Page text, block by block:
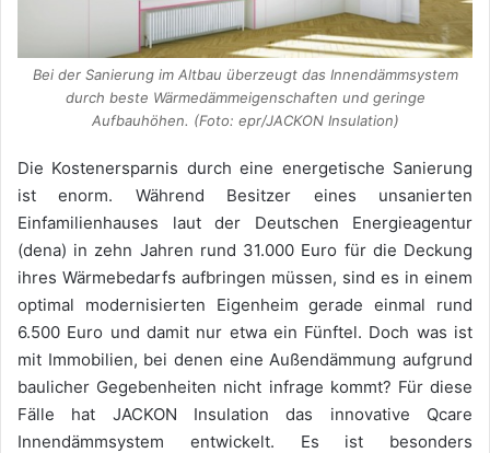
Bei der Sanierung im Altbau überzeugt das Innendämmsystem
durch beste Wärmedämmeigenschaften und geringe
Aufbauhöhen. (Foto: epr/JACKON Insulation)
Die Kostenersparnis durch eine energetische Sanierung
ist enorm. Während Besitzer eines unsanierten
Einfamilienhauses laut der Deutschen Energieagentur
(dena) in zehn Jahren rund 31.000 Euro für die Deckung
ihres Wärmebedarfs aufbringen müssen, sind es in einem
optimal modernisierten Eigenheim gerade einmal rund
6.500 Euro und damit nur etwa ein Fünftel. Doch was ist
mit Immobilien, bei denen eine Außendämmung aufgrund
baulicher Gegebenheiten nicht infrage kommt? Für diese
Fälle hat JACKON Insulation das innovative Qcare
Innendämmsystem entwickelt. Es ist besonders